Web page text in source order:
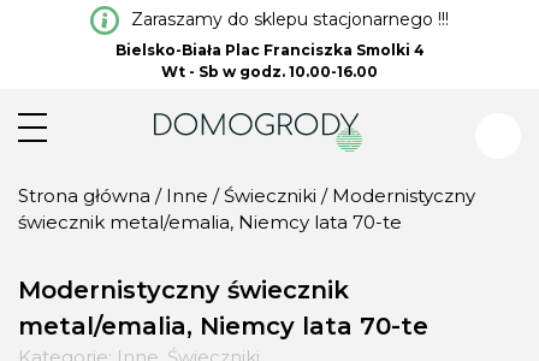
Zaraszamy do sklepu stacjonarnego !!!
Bielsko-Biała Plac Franciszka Smolki 4
Wt - Sb w godz. 10.00-16.00
Strona główna / Inne /Świeczniki / Modernistyczny
świecznik metal/emalia, Niemcy lata 70-te
Modernistyczny świecznik
metal/emalia, Niemcy lata 70-te
Kategorie: Inne, Świeczniki